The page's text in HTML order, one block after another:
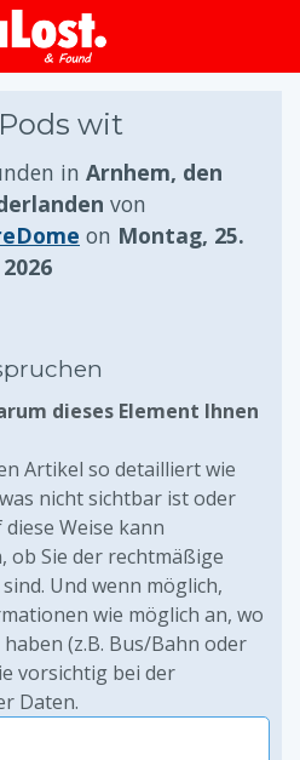
springen
wit
in Arnhem, den
von
on Montag, 25.
dieses Element Ihnen
Artikel so detailliert wie
nicht sichtbar ist oder
Weise kann
ob Sie der rechtmäßige
Und wenn möglich,
wie möglich an, wo
(z.B. Bus/Bahn oder
vorsichtig bei der
Daten.